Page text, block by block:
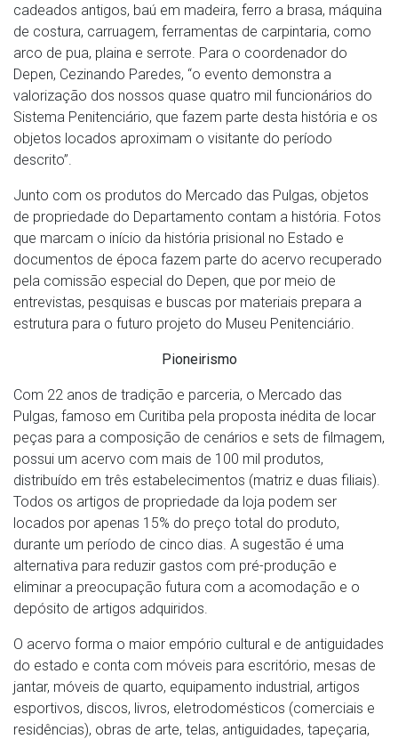
cadeados antigos, baú em madeira, ferro a brasa, máquina
de costura, carruagem, ferramentas de carpintaria, como
arco de pua, plaina e serrote. Para o coordenador do
Depen, Cezinando Paredes, “o evento demonstra a
valorização dos nossos quase quatro mil funcionários do
Sistema Penitenciário, que fazem parte desta história e os
objetos locados aproximam o visitante do período
descrito”.
Junto com os produtos do Mercado das Pulgas, objetos
de propriedade do Departamento contam a história. Fotos
que marcam o início da história prisional no Estado e
documentos de época fazem parte do acervo recuperado
pela comissão especial do Depen, que por meio de
entrevistas, pesquisas e buscas por materiais prepara a
estrutura para o futuro projeto do Museu Penitenciário.
Pioneirismo
Com 22 anos de tradição e parceria, o Mercado das
Pulgas, famoso em Curitiba pela proposta inédita de locar
peças para a composição de cenários e sets de filmagem,
possui um acervo com mais de 100 mil produtos,
distribuído em três estabelecimentos (matriz e duas filiais).
Todos os artigos de propriedade da loja podem ser
locados por apenas 15% do preço total do produto,
durante um período de cinco dias. A sugestão é uma
alternativa para reduzir gastos com pré-produção e
eliminar a preocupação futura com a acomodação e o
depósito de artigos adquiridos.
O acervo forma o maior empório cultural e de antiguidades
do estado e conta com móveis para escritório, mesas de
jantar, móveis de quarto, equipamento industrial, artigos
esportivos, discos, livros, eletrodomésticos (comerciais e
residências), obras de arte, telas, antiguidades, tapeçaria,